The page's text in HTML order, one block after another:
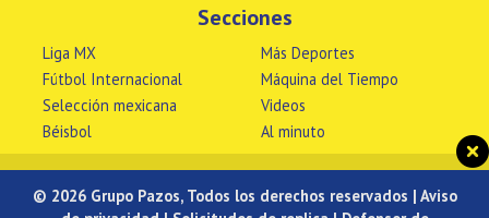
Secciones
Liga MX
Fútbol Internacional
Selección mexicana
Béisbol
Más Deportes
Máquina del Tiempo
Videos
Al minuto
© 2026 Grupo Pazos, Todos los derechos reservados | Aviso